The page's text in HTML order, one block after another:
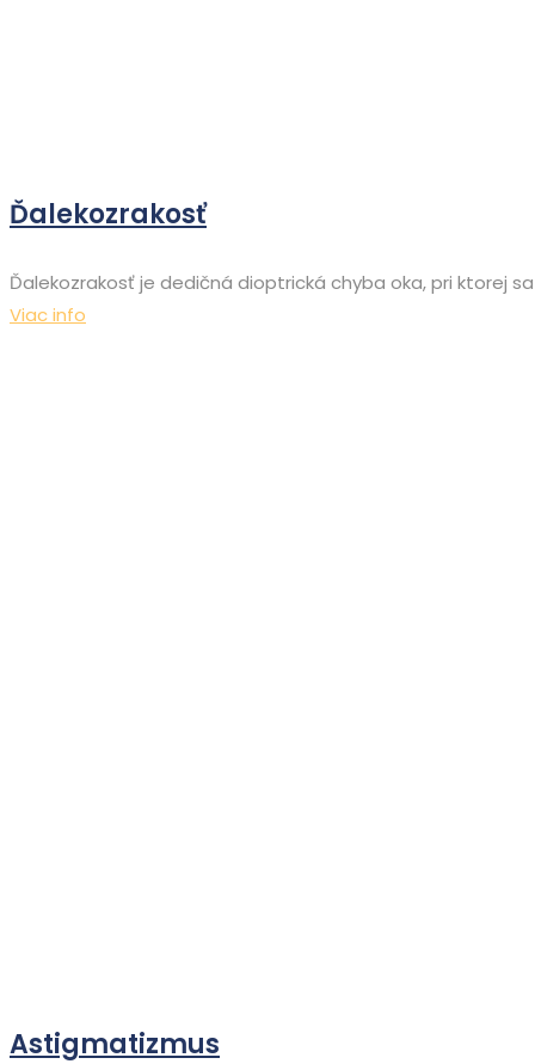
Ďalekozrakosť
Ďalekozrakosť je dedičná dioptrická chyba oka, pri ktorej
Viac info
Astigmatizmus